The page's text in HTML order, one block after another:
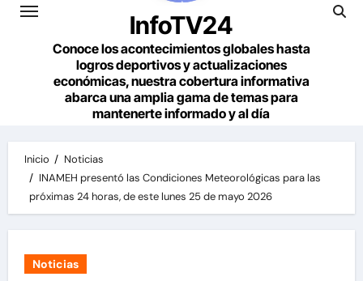
InfoTV24
Conoce los acontecimientos globales hasta
logros deportivos y actualizaciones
económicas, nuestra cobertura informativa
abarca una amplia gama de temas para
mantenerte informado y al día
Inicio
Noticias
INAMEH presentó las Condiciones Meteorológicas para las
próximas 24 horas, de este lunes 25 de mayo 2026
Noticias